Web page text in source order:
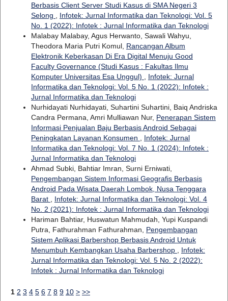
Berbasis Client Server Studi Kasus di SMA Negeri 3
Selong
Infotek: Jurnal Informatika dan Teknologi: Vol. 5
No. 1 (2022): Infotek : Jurnal Informatika dan Teknologi
Malabay Malabay, Agus Herwanto, Sawali Wahyu,
Theodora Maria Putri Komul, Rancangan Album
Elektronik Keberkasan Di Era Digital Menuju Good
Faculty Governance (Studi Kasus : Fakultas Ilmu
Komputer Universitas Esa Unggul)
Infotek: Jurnal
Informatika dan Teknologi: Vol. 5 No. 1 (2022): Infotek :
Jurnal Informatika dan Teknologi
Nurhidayati Nurhidayati, Suhartini Suhartini, Baiq Andriska
Candra Permana, Amri Mulliawan Nur, Penerapan Sistem
Informasi Penjualan Baju Berbasis Android Sebagai
Peningkatan Layanan Konsumen
Infotek: Jurnal
Informatika dan Teknologi: Vol. 7 No. 1 (2024): Infotek :
Jurnal Informatika dan Teknologi
Ahmad Subki, Bahtiar Imran, Surni Erniwati,
Pengembangan Sistem Informasi Geografis Berbasis
Android Pada Wisata Daerah Lombok, Nusa Tenggara
Barat
Infotek: Jurnal Informatika dan Teknologi: Vol. 4
No. 2 (2021): Infotek : Jurnal Informatika dan Teknologi
Hariman Bahtiar, Huswatun Mahmudah, Yupi Kuspandi
Putra, Fathurahman Fathurahman, Pengembangan
Sistem Aplikasi Barbershop Berbasis Android Untuk
Menumbuh Kembangkan Usaha Barbershop
Infotek:
Jurnal Informatika dan Teknologi: Vol. 5 No. 2 (2022):
Infotek : Jurnal Informatika dan Teknologi
1 2 3 4 5 6 7 8 9 10 > >>